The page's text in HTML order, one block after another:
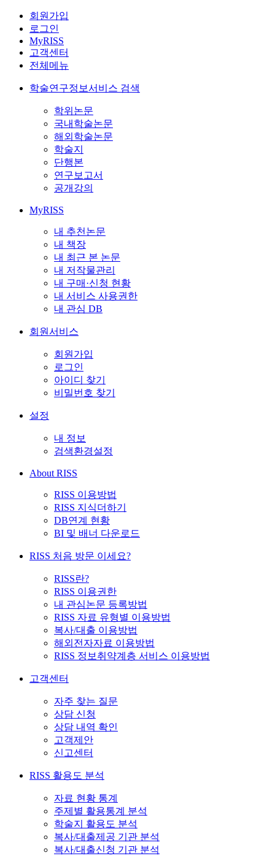
회원가입
로그인
MyRISS
고객센터
전체메뉴
학술연구정보서비스 검색
학위논문
국내학술논문
해외학술논문
학술지
단행본
연구보고서
공개강의
MyRISS
내 추천논문
내 책장
내 최근 본 논문
내 저작물관리
내 구매·신청 현황
내 서비스 사용권한
내 관심 DB
회원서비스
회원가입
로그인
아이디 찾기
비밀번호 찾기
설정
내 정보
검색환경설정
About RISS
RISS 이용방법
RISS 지식더하기
DB연계 현황
BI 및 배너 다운로드
RISS 처음 방문 이세요?
RISS란?
RISS 이용권한
내 관심논문 등록방법
RISS 자료 유형별 이용방법
복사/대출 이용방법
해외전자자료 이용방법
RISS 정보취약계층 서비스 이용방법
고객센터
자주 찾는 질문
상담 신청
상담 내역 확인
고객제안
신고센터
RISS 활용도 분석
자료 현황 통계
주제별 활용통계 분석
학술지 활용도 분석
복사/대출제공 기관 분석
복사/대출신청 기관 분석